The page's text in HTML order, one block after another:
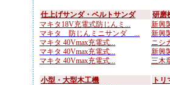
仕上げサンダ・ベルトサンダ
マキタ18V充電式防じんミ...
マキタ 防じんミニサンダ ...
マキタ 40Vmax充電式...
マキタ 40Vmax充電式...
マキタ 40Vmax充電式...
研磨
新興
新興
ニシ
新興
三木
小型・大型木工機
ト